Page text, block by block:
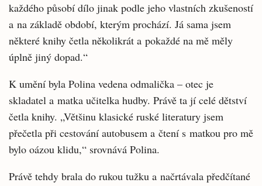
každého působí dílo jinak podle jeho vlastních zkušeností
a na základě období, kterým prochází. Já sama jsem
některé knihy četla několikrát a pokaždé na mě měly
úplně jiný dopad.“
K umění byla Polina vedena odmalička – otec je
skladatel a matka učitelka hudby. Právě ta jí celé dětství
četla knihy. „Většinu klasické ruské literatury jsem
přečetla při cestování autobusem a čtení s matkou pro mě
bylo oázou klidu,“ srovnává Polina.
Právě tehdy brala do rukou tužku a načrtávala předčítané